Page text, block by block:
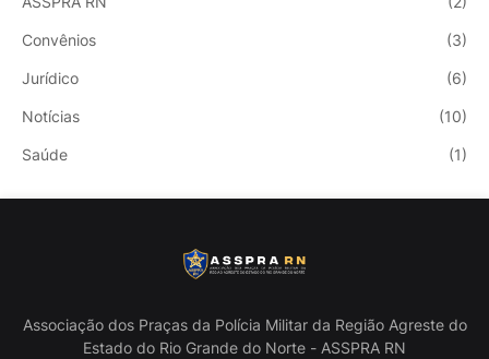
Convênios (3)
Jurídico (6)
Notícias (10)
Saúde (1)
Associação dos Praças da Polícia Militar da Região Agreste do
Estado do Rio Grande do Norte - ASSPRA RN